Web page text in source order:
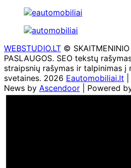
WEBSTUDIO.LT © SKAITMENINIO
PASLAUGOS. SEO tekstų
straipsnių rašymas ir talpinimas į
svetaines. 2026 Eautomobiliai.lt
News by Ascendoor | Powered